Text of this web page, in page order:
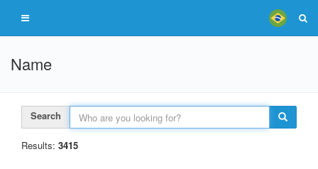
Name
Search
Results: 3415